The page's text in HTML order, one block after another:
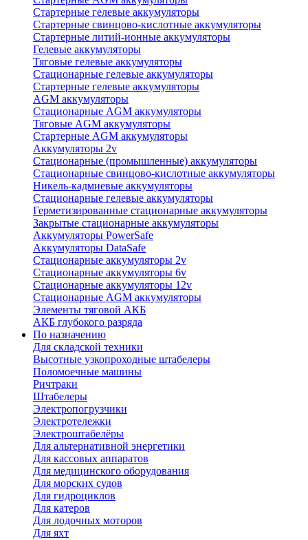
Стартерные гелевые аккумуляторы
Стартерные свинцово-кислотные аккумуляторы
Стартерные литий-ионные аккумуляторы
Гелевые аккумуляторы
Тяговые гелевые аккумуляторы
Стационарные гелевые аккумуляторы
Стартерные гелевые аккумуляторы
AGM аккумуляторы
Стационарные AGM аккумуляторы
Тяговые AGM аккумуляторы
Стартерные AGM аккумуляторы
Аккумуляторы 2v
Стационарные (промышленные) аккумуляторы
Стационарные свинцово-кислотные аккумуляторы
Никель-кадмиевые аккумуляторы
Стационарные гелевые аккумуляторы
Герметизированные стационарные аккумуляторы
Закрытые стационарные аккумуляторы
Аккумуляторы PowerSafe
Аккумуляторы DataSafe
Стационарные аккумуляторы 2v
Стационарные аккумуляторы 6v
Стационарные аккумуляторы 12v
Стационарные AGM аккумуляторы
Элементы тяговой АКБ
АКБ глубокого разряда
По назначению
Для складской техники
Высотные узкопроходные штабелеры
Поломоечные машины
Ричтраки
Штабелеры
Электропогрузчики
Электротележки
Электроштабелёры
Для альтернативной энергетики
Для кассовых аппаратов
Для медицинского оборудования
Для морских судов
Для гидроциклов
Для катеров
Для лодочных моторов
Для яхт